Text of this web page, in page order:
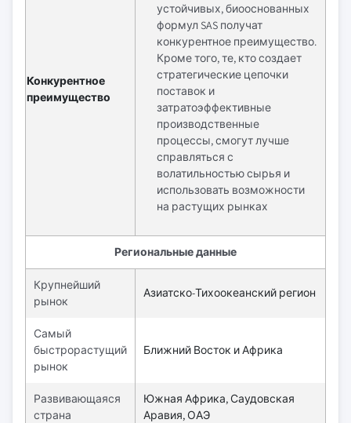
Конкурентное
преимущество
устойчивых, биооснованных
формул SAS получат
конкурентное преимущество.
Кроме того, те, кто создает
стратегические цепочки
поставок и
затратоэффективные
производственные
процессы, смогут лучше
справляться с
волатильностью сырья и
использовать возможности
на растущих рынках
Региональные данные
Крупнейший
рынок
Азиатско-Тихоокеанский регион
Самый
быстрорастущий
рынок
Ближний Восток и Африка
Развивающаяся
страна
Южная Африка, Саудовская
Аравия, ОАЭ